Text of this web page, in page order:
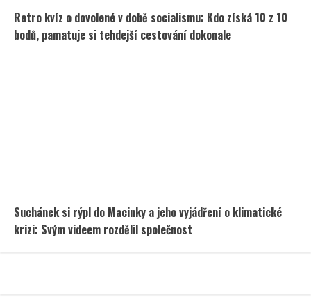
Retro kvíz o dovolené v době socialismu: Kdo získá 10 z 10
bodů, pamatuje si tehdejší cestování dokonale
Suchánek si rýpl do Macinky a jeho vyjádření o klimatické
krizi: Svým videem rozdělil společnost